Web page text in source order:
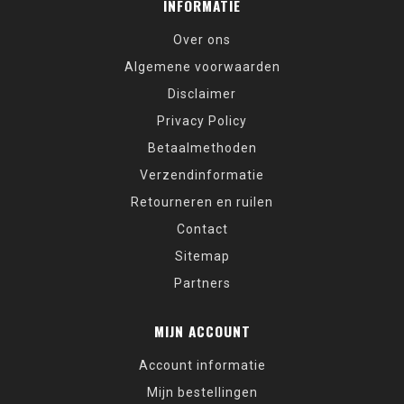
INFORMATIE
Over ons
Algemene voorwaarden
Disclaimer
Privacy Policy
Betaalmethoden
Verzendinformatie
Retourneren en ruilen
Contact
Sitemap
Partners
MIJN ACCOUNT
Account informatie
Mijn bestellingen